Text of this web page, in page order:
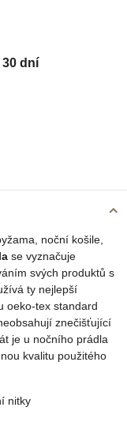
noční košile,
se vyznačuje
svých produktů s
ty nejlepší
oeko-tex standard
znečišťující
je u nočního prádla
kvalitu použitého
nitky
dní